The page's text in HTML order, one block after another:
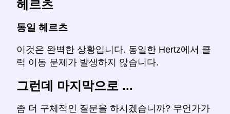
헤르츠
동일 헤르츠
이것은 완벽한 상황입니다. 동일한 Hertz에서 클
럭 이동 문제가 발생하지 않습니다.
그런데 마지막으로 ...
좀 더 구체적인 질문을 하시겠습니까? 무언가가